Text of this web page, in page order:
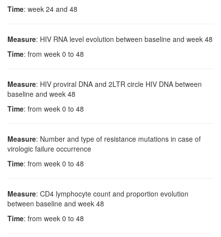
Time: week 24 and 48
Measure: HIV RNA level evolution between baseline and week 48
Time: from week 0 to 48
Measure: HIV proviral DNA and 2LTR circle HIV DNA between
baseline and week 48
Time: from week 0 to 48
Measure: Number and type of resistance mutations in case of
virologic failure occurrence
Time: from week 0 to 48
Measure: CD4 lymphocyte count and proportion evolution
between baseline and week 48
Time: from week 0 to 48